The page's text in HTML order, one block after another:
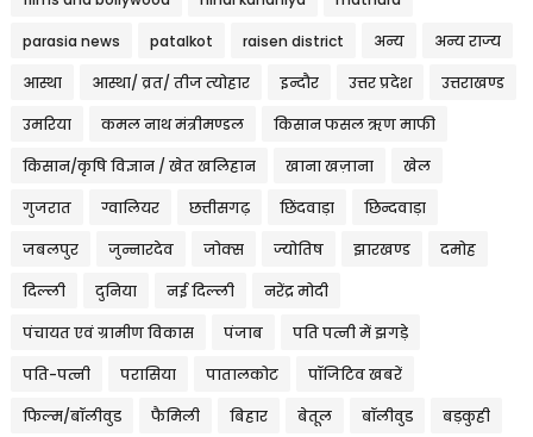
parasia news patalkot raisen district अन्य अन्य राज्य
आस्था आस्था/ व्रत/ तीज त्‍योहार इन्दौर उत्तर प्रदेश उत्तराखण्ड
उमरिया कमल नाथ मंत्रीमण्डल किसान फसल ऋण माफी
किसान/कृषि विज्ञान / खेत खलिहान खाना खज़ाना खेल
गुजरात ग्वालियर छत्तीसगढ़ छिंदवाड़ा छिन्दवाड़ा
जबलपुर जुन्नारदेव जोक्स ज्योतिष झारखण्ड दमोह
दिल्ली दुनिया नई दिल्ली नरेंद्र मोदी
पंचायत एवं ग्रामीण विकास पंजाब पति पत्नी में झगड़े
पति-पत्नी परासिया पातालकोट पॉजिटिव खबरें
फिल्म/बॉलीवुड फैमिली बिहार बेतूल बॉलीवुड बड़कुही